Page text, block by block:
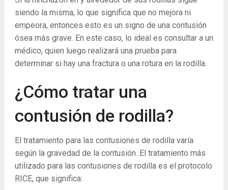
siendo la misma, lo que significa que no mejora ni
empeora, entonces esto es un signo de una contusión
ósea más grave. En este caso, lo ideal es consultar a un
médico, quien luego realizará una prueba para
determinar si hay una fractura o una rotura en la rodilla.
¿Cómo tratar una
contusión de rodilla?
El tratamiento para las contusiones de rodilla varía
según la gravedad de la contusión. El tratamiento más
utilizado para las contusiones de rodilla es el protocolo
RICE, que significa: